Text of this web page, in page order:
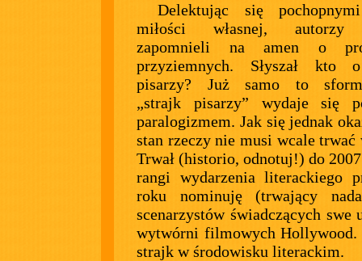
Delektując się
miłości własnej, autorzy
zapomnieli na amen o
przyziemnych. Słyszał kto
pisarzy? Już samo to
„strajk pisarzy” wydaje się
paralogizmem. Jak się jednak
stan rzeczy nie musi wcale trwać
Trwał (historio, odnotuj!) do
rangi wydarzenia literackiego
roku nominuję (trwający
scenarzystów świadczących swe
wytwórni filmowych Hollywood.
strajk w środowisku literackim.